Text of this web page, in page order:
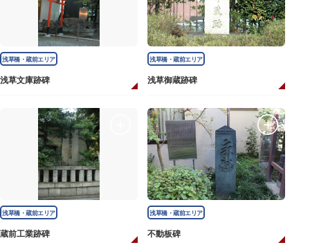
浅草橋・蔵前エリア
浅草文庫跡碑
浅草橋・蔵前エリア
浅草御蔵跡碑
浅草橋・蔵前エリア
蔵前工業跡碑
浅草橋・蔵前エリア
不動板碑